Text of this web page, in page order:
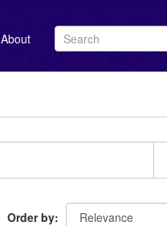
About
Order by